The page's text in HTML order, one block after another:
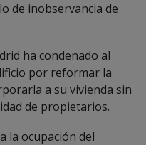
de inobservancia de
ha condenado al
por reformar la
a su vivienda sin
de propietarios.
la ocupación del